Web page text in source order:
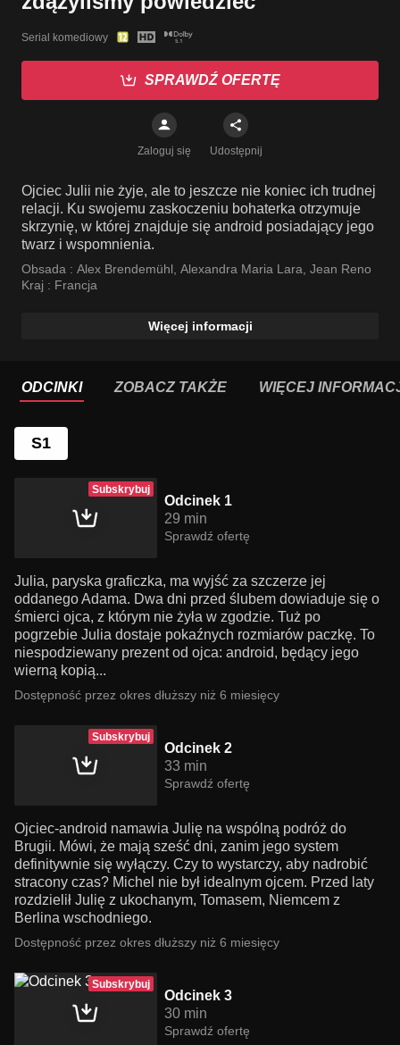
Serial komediowy
SPRAWDŹ OFERTĘ
Zaloguj się Udostępnij
Ojciec Julii nie żyje, ale to jeszcze nie koniec ich trudnej
relacji. Ku swojemu zaskoczeniu bohaterka otrzymuje
skrzynię, w której znajduje się android posiadający jego
twarz i wspomnienia.
Obsada : Alex Brendemühl, Alexandra Maria Lara, Jean Reno
Kraj : Francja
Więcej informacji
ODCINKI ZOBACZ TAKŻE WIĘCEJ
S1
Subskrybuj
Odcinek 1
29 min
Sprawdź ofertę
Julia, paryska graficzka, ma wyjść za szczerze jej
oddanego Adama. Dwa dni przed ślubem dowiaduje się o
śmierci ojca, z którym nie żyła w zgodzie. Tuż po
pogrzebie Julia dostaje pokaźnych rozmiarów paczkę. To
niespodziewany prezent od ojca: android, będący jego
wierną kopią...
Dostępność przez okres dłuższy niż 6 miesięcy
Subskrybuj
Odcinek 2
33 min
Sprawdź ofertę
Ojciec-android namawia Julię na wspólną podróż do
Brugii. Mówi, że mają sześć dni, zanim jego system
definitywnie się wyłączy. Czy to wystarczy, aby nadrobić
stracony czas? Michel nie był idealnym ojcem. Przed laty
rozdzielił Julię z ukochanym, Tomasem, Niemcem z
Berlina wschodniego.
Dostępność przez okres dłuższy niż 6 miesięcy
Subskrybuj
Odcinek 3
30 min
Sprawdź ofertę